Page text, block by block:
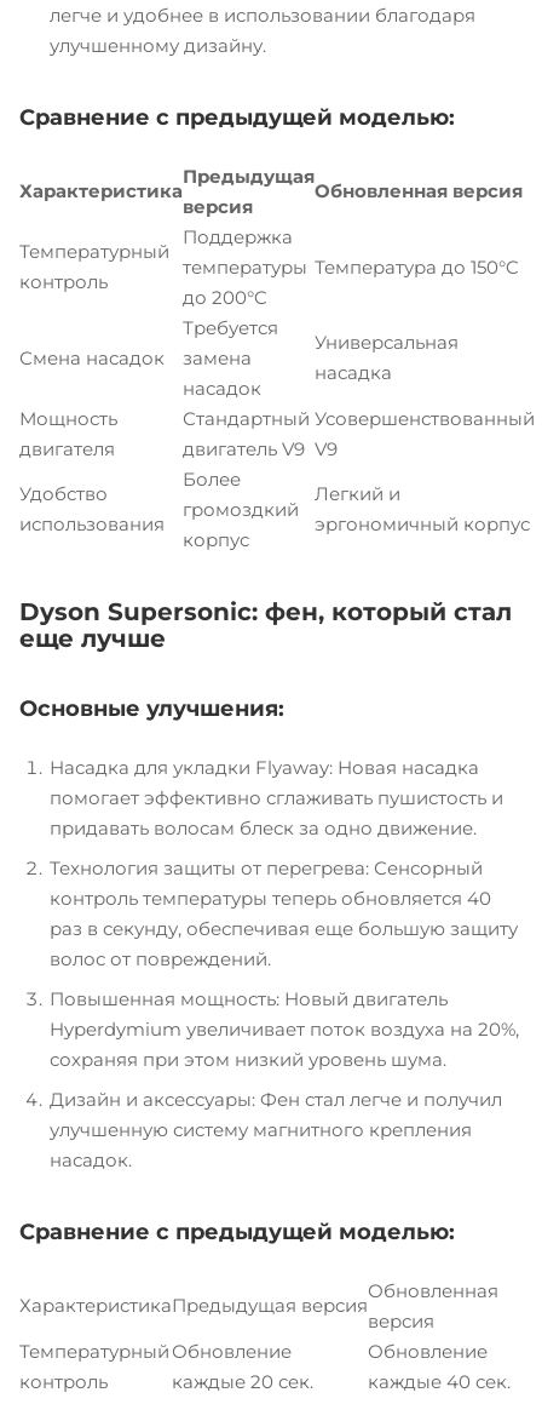
легче и удобнее в использовании благодаря
улучшенному дизайну.
Сравнение с предыдущей моделью:
Характеристика
Предыдущая
версия
Обновленная версия
Температурный
контроль
Поддержка
температуры
до 200°C
Температура до 150°C
Смена насадок
Требуется
замена
насадок
Универсальная
насадка
Мощность
двигателя
Стандартный
двигатель V9
Усовершенствованный
V9
Удобство
использования
Более
громоздкий
корпус
Легкий и
эргономичный корпус
Dyson Supersonic: фен, который стал
еще лучше
Основные улучшения:
Насадка для укладки Flyaway: Новая насадка
помогает эффективно сглаживать пушистость и
придавать волосам блеск за одно движение.
Технология защиты от перегрева: Сенсорный
контроль температуры теперь обновляется 40
раз в секунду, обеспечивая еще большую защиту
волос от повреждений.
Повышенная мощность: Новый двигатель
Hyperdymium увеличивает поток воздуха на 20%,
сохраняя при этом низкий уровень шума.
Дизайн и аксессуары: Фен стал легче и получил
улучшенную систему магнитного крепления
насадок.
Сравнение с предыдущей моделью:
ХарактеристикаПредыдущая версия
Обновленная
версия
Температурный
контроль
Обновление
каждые 20 сек.
Обновление
каждые 40 сек.